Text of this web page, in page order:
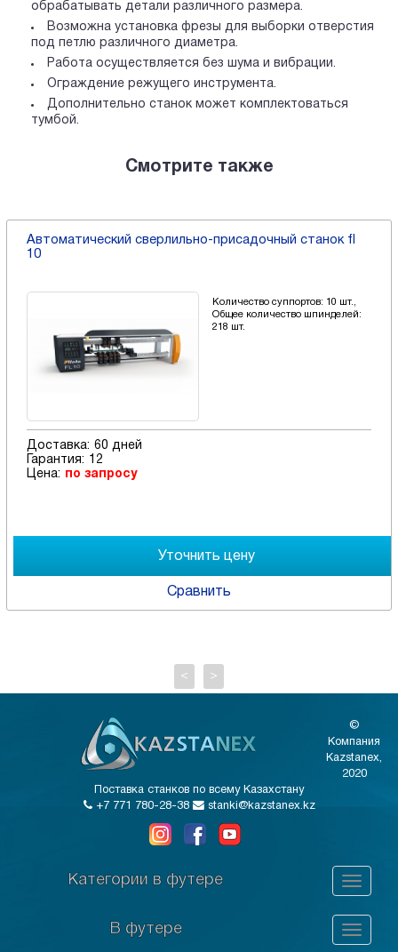
обрабатывать детали различного размера.
Возможна установка фрезы для выборки отверстия
под петлю различного диаметра.
Работа осуществляется без шума и вибрации.
Ограждение режущего инструмента.
Дополнительно станок может комплектоваться
тумбой.
Смотрите также
Автоматический сверлильно-присадочный станок fl
10
Количество суппортов: 10 шт.,
Общее количество шпинделей:
218 шт.
Доставка: 60 дней
Гарантия:
12
Цена:
по запросу
Сравнить
< >
©
Компания
Kazstanex,
2020
Поставка станков по всему Казахстану
+7 771 780-28-38
stanki@kazstanex.kz
Категории в футере
В футере